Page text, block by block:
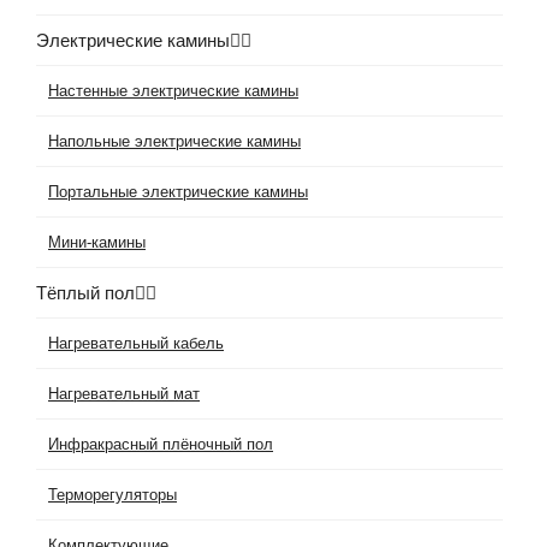
Электрические камины
Настенные электрические камины
Напольные электрические камины
Портальные электрические камины
Мини-камины
Тёплый пол
Нагревательный кабель
Нагревательный мат
Инфракрасный плёночный пол
Терморегуляторы